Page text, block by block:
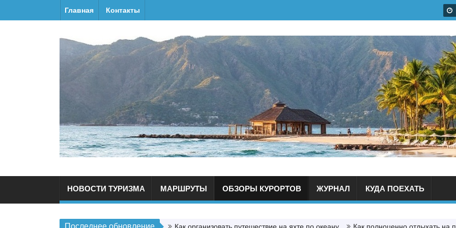
Главная Контакты
НОВОСТИ ТУРИЗМА МАРШРУТЫ ОБЗОРЫ КУРОРТОВ ЖУРНАЛ КУДА ПОЕХАТЬ